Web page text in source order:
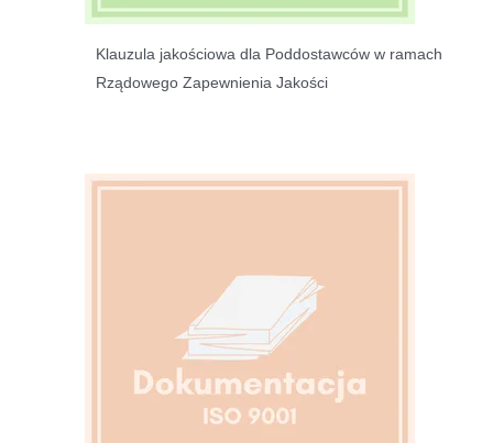
Klauzula jakościowa dla Poddostawców w ramach
Rządowego Zapewnienia Jakości